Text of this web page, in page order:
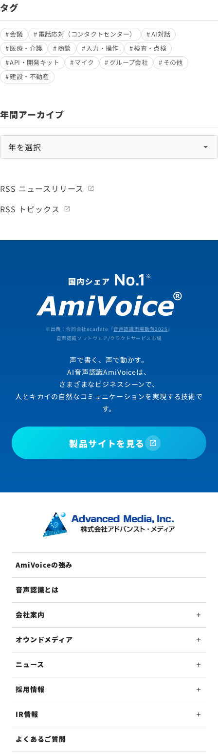
タグ
会議 電話応対（コンタクトセンター）
AI対話
医療・介護
商談 入力・操作
検査・点検
API・開発キット
マイク グループ会社
その他
建設・不動産
年間アーカイブ
RSS ニュースリリース
RSS トピックス
※出典：合同会社ecarlate「音声認識市場動向2026 」
音声認識ソフトウェア/クラウドサービス市場
声で書く、声で動かす。
AI音声認識AmiVoiceは、
さまざまなビジネスシーンで、
人とキカイの自然なコミュニケーションを実現する技術で
す。
製品サイトを見る
AmiVoiceの強み
音声認識とは
会社案内
オウンドメディア
ニュース
採用情報
IR情報
よくあるご質問